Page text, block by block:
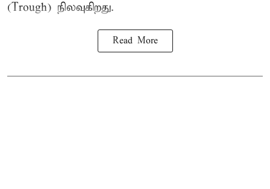
(Trough) நிலவுகிறது.
Read More